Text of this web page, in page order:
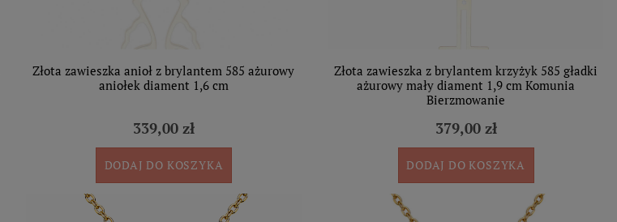
Złota zawieszka anioł z brylantem 585 ażurowy
aniołek diament 1,6 cm
339,00 zł
DODAJ DO KOSZYKA
Złota zawieszka z brylantem krzyżyk 585 gładki
ażurowy mały diament 1,9 cm Komunia
Bierzmowanie
379,00 zł
DODAJ DO KOSZYKA